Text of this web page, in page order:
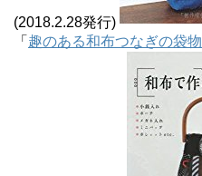
(2018.2.28発行)
「 趣のある和布つなぎの袋物